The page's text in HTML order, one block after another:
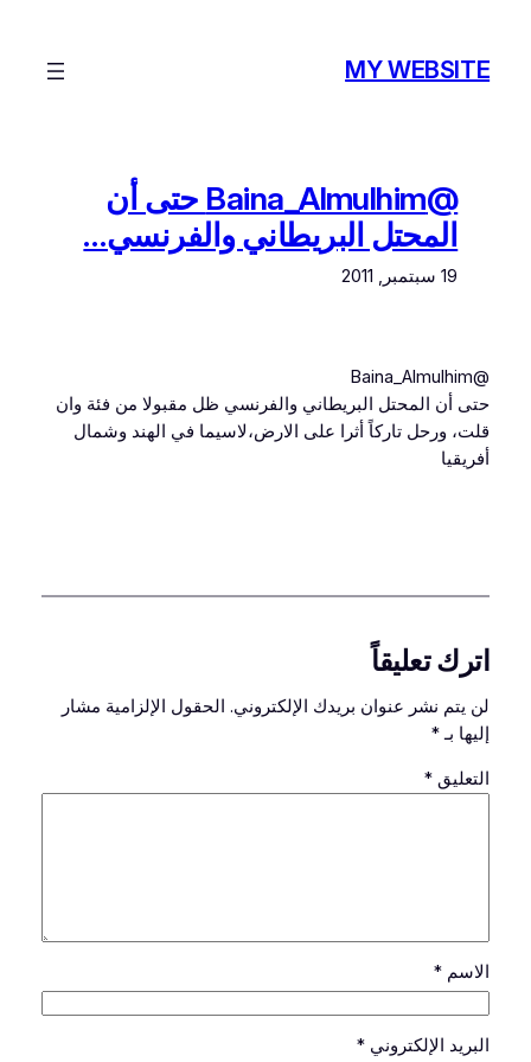
المحتوى
MY WEBSITE
@Baina_Almulhim حتى أن
المحتل البريطاني والفرنسي…
19 سبتمبر, 2011
@Baina_Almulhim
حتى أن المحتل البريطاني والفرنسي ظل مقبولا من فئة وان
قلت، ورحل تاركاً أثرا على الارض،لاسيما في الهند وشمال
أفريقيا
اترك تعليقاً
لن يتم نشر عنوان بريدك الإلكتروني. الحقول الإلزامية مشار
إليها بـ*
التعليق *
الاسم *
البريد الإلكتروني *